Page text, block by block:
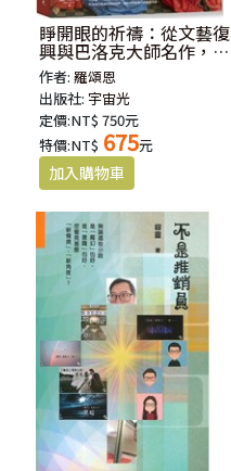
睜開眼的祈禱：從文藝復
興與巴洛克大師名作，看
見藝術中的神聖寓意與象
徵
作者:羅頌恩
出版社: 宇宙光
定價:NT$ 750元
特價:NT$ 675元